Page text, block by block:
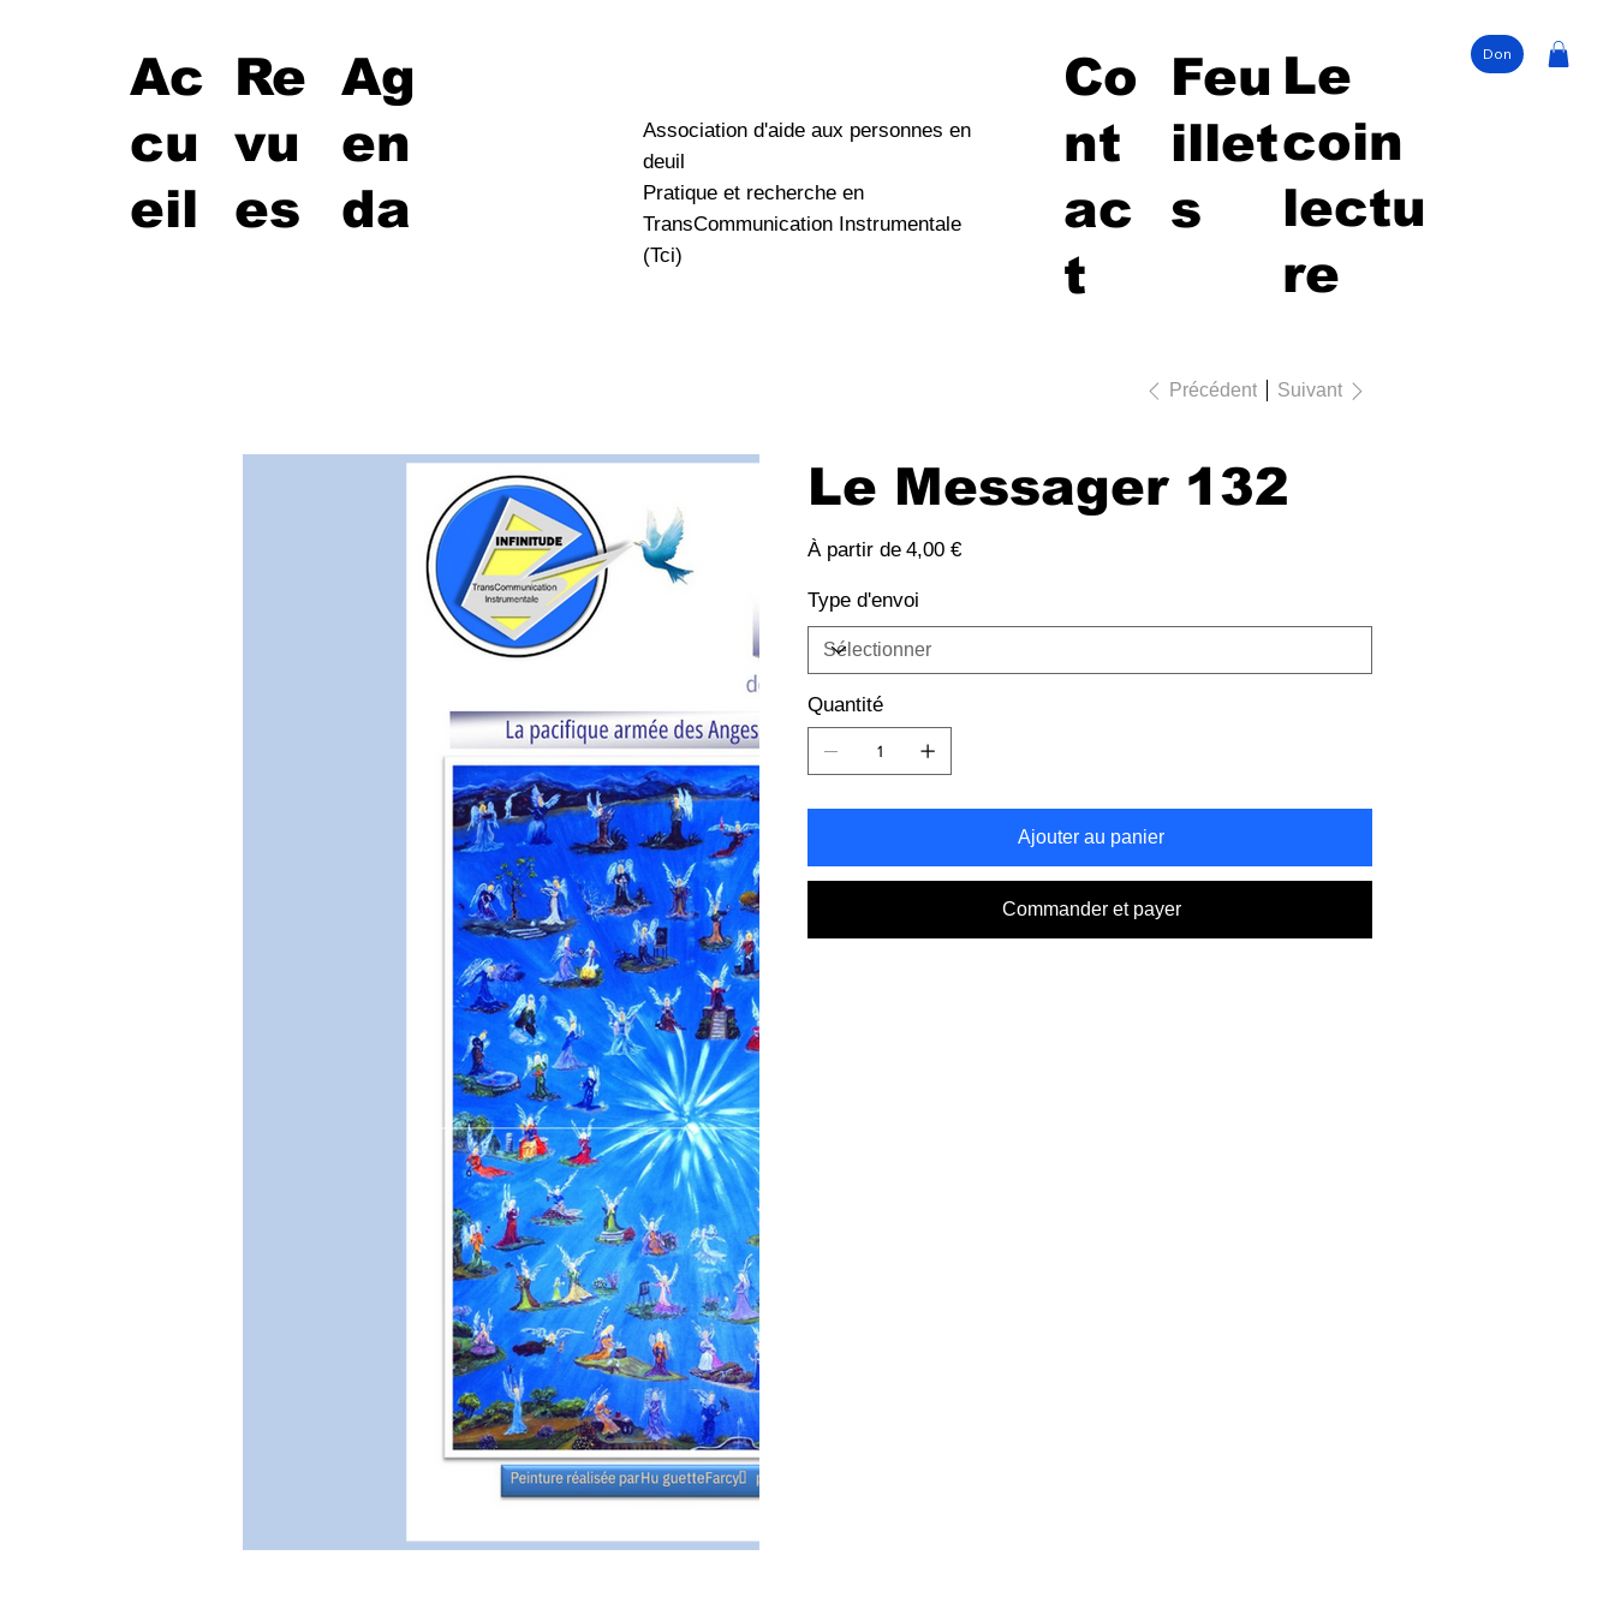
Ac
cu
eil
Re
vu
es
Ag
en
da
Association d'aide aux personnes en
deuil
Pratique et recherche en
TransCommunication Instrumentale
(Tci)
Co
nt
ac
t
Feu
illet
s
Le
coin
lectu
re
Don
Précédent Suivant
Le Messager 132
À partir de Prix
4,00 €
Type d'envoi
Quantité
Ajouter au panier
Commander et payer